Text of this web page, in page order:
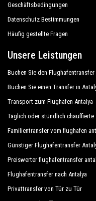
Geschäftsbedingungen
Datenschutz Bestimmungen
Häufig gestellte Fragen
Unsere Leistungen
Buchen Sie den Flughafentransfer
Buchen Sie einen Transfer in
Transport zum Flughafen Antalya
Täglich oder stündlich chauffierte
Familientransfer vom flughafen
Günstiger Flughafentransfer
Preiswerter flughafentransfer
Flughafentransfer nach Antalya
Privattransfer von Tür zu Tür